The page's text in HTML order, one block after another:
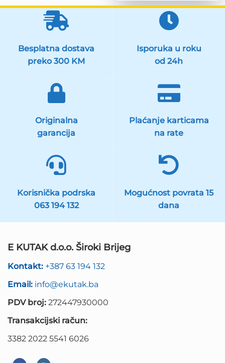
Besplatna dostava
preko 300 KM
Isporuka u roku
od 24h
Originalna
garancija
Plaćanje karticama
na rate
Korisnička podrska
063 194 132
Mogućnost povrata 15
dana
E KUTAK d.o.o. Široki Brijeg
Kontakt: +387 63 194 132
Email: info@ekutak.ba
PDV broj: 272447930000
Transakcijski račun:
3382 2022 5541 6026